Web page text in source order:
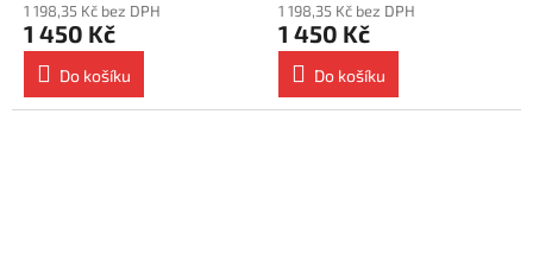
1 198,35 Kč bez DPH
1 450 Kč
Do košíku
1 198,35 Kč bez DPH
1 450 Kč
Do košíku